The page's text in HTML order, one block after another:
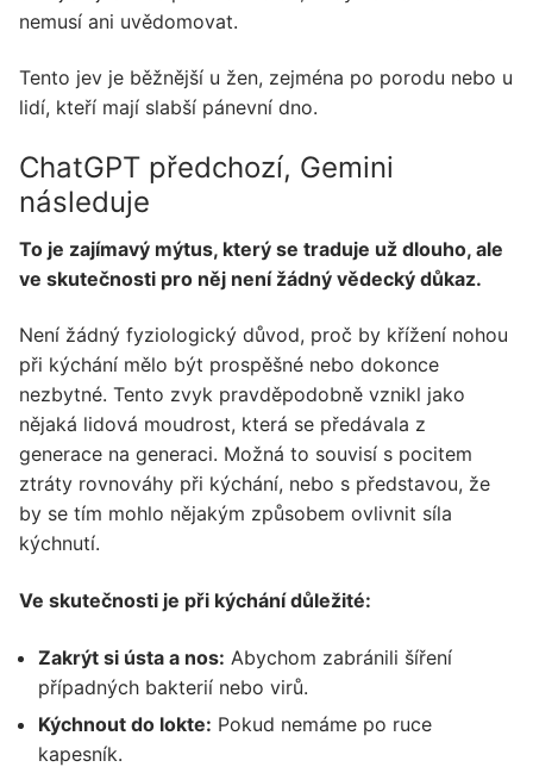
nemusí ani uvědomovat.
Tento jev je běžnější u žen, zejména po porodu nebo u
lidí, kteří mají slabší pánevní dno.
ChatGPT předchozí, Gemini
následuje
To je zajímavý mýtus, který se traduje už dlouho, ale
ve skutečnosti pro něj není žádný vědecký důkaz.
Není žádný fyziologický důvod, proč by křížení nohou
při kýchání mělo být prospěšné nebo dokonce
nezbytné. Tento zvyk pravděpodobně vznikl jako
nějaká lidová moudrost, která se předávala z
generace na generaci. Možná to souvisí s pocitem
ztráty rovnováhy při kýchání, nebo s představou, že
by se tím mohlo nějakým způsobem ovlivnit síla
kýchnutí.
Ve skutečnosti je při kýchání důležité:
Zakrýt si ústa a nos: Abychom zabránili šíření
případných bakterií nebo virů.
Kýchnout do lokte: Pokud nemáme po ruce
kapesník.